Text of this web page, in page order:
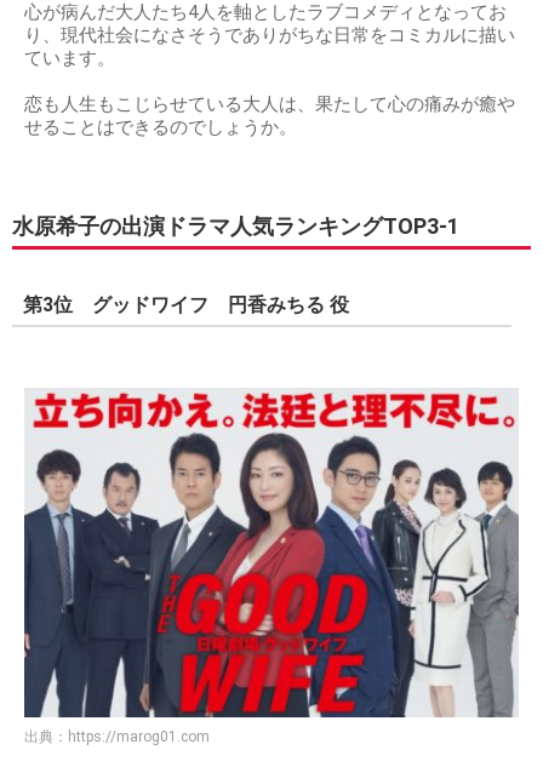
心が病んだ大人たち4人を軸としたラブコメディとなってお
り、現代社会になさそうでありがちな日常をコミカルに描い
ています。
恋も人生もこじらせている大人は、果たして心の痛みが癒や
せることはできるのでしょうか。
水原希子の出演ドラマ人気ランキングTOP3-1
第3位 グッドワイフ 円香みちる 役
出典： https://marog01.com